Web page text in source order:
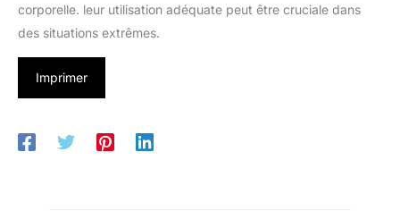
corporelle. leur utilisation adéquate peut être cruciale dans
des situations extrêmes.
Imprimer